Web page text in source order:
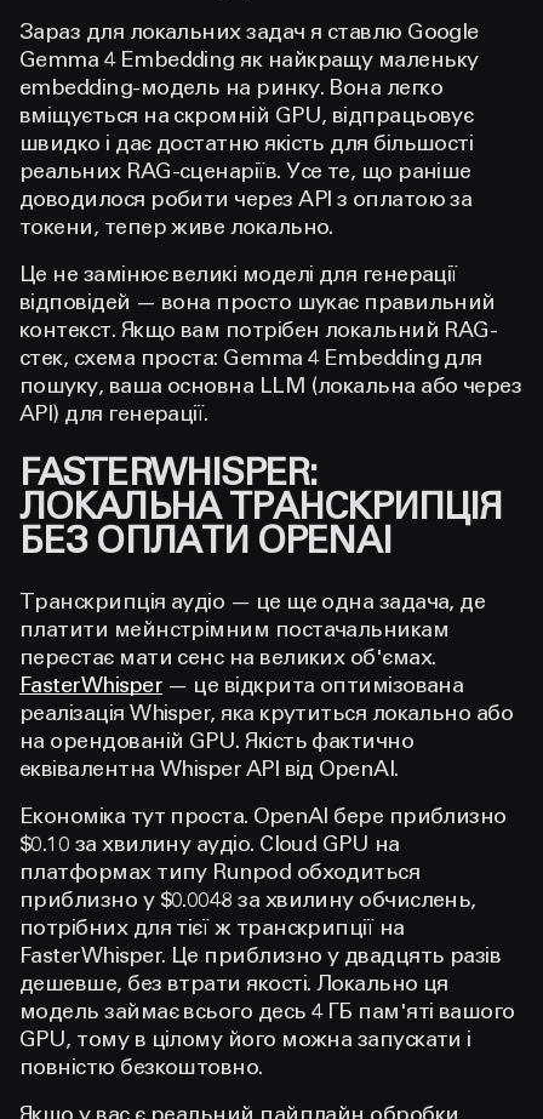
Зараз для локальних задач я ставлю Google
Gemma 4 Embedding як найкращу маленьку
embedding-модель на ринку. Вона легко
вміщується на скромній GPU, відпрацьовує
швидко і дає достатню якість для більшості
реальних RAG-сценаріїв. Усе те, що раніше
доводилося робити через API з оплатою за
токени, тепер живе локально.
Це не замінює великі моделі для генерації
відповідей — вона просто шукає правильний
контекст. Якщо вам потрібен локальний RAG-
стек, схема проста: Gemma 4 Embedding для
пошуку, ваша основна LLM (локальна або через
API) для генерації.
FASTERWHISPER:
ЛОКАЛЬНА ТРАНСКРИПЦІЯ
БЕЗ ОПЛАТИ OPENAI
Транскрипція аудіо — це ще одна задача, де
платити мейнстрімним постачальникам
перестає мати сенс на великих об'ємах.
FasterWhisper— це відкрита оптимізована
реалізація Whisper, яка крутиться локально або
на орендованій GPU. Якість фактично
еквівалентна Whisper API від OpenAI.
Економіка тут проста. OpenAI бере приблизно
$0.10 за хвилину аудіо. Cloud GPU на
платформах типу Runpod обходиться
приблизно у $0.0048 за хвилину обчислень,
потрібних для тієї ж транскрипції на
FasterWhisper. Це приблизно у двадцять разів
дешевше, без втрати якості. Локально ця
модель займає всього десь 4 ГБ пам'яті вашого
GPU, тому в цілому його можна запускати і
повністю безкоштовно.